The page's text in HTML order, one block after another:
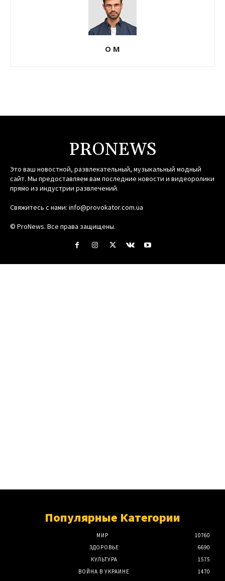
О М
PRONEWS
Это ваш новостной, развлекательный, музыкальный модный
сайт. Мы предоставляем вам последние новости и видеоролики
прямо из индустрии развлечений.
Свяжитесь с нами: info@provokator.com.ua
© ProNews. Все права защищены.
Популярные Категории
МИР
10760
ЗДОРОВЬЕ
6690
КУЛЬТУРА
1575
ВОЙНА В УКРАИНЕ
1470